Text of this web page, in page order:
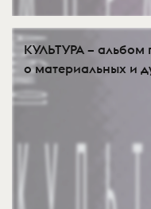
КУЛЬТУРА – альбом
о материальных и